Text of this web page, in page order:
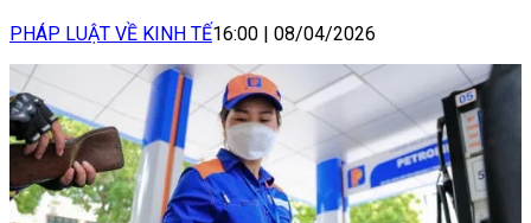
PHÁP LUẬT VỀ KINH TẾ16:00 | 08/04/2026